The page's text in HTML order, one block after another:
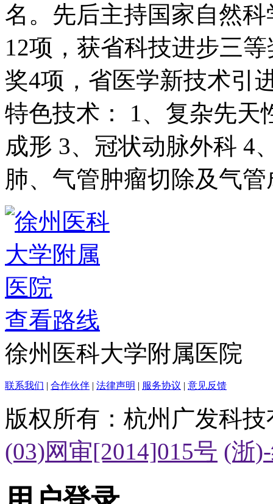
名。先后主持国家自然
12项，获省科技进步三
奖4项，省医学新技术引
特色技术： 1、复杂先天
成形 3、冠状动脉外科 4
肺、气管肿瘤切除及气管
查看路线
徐州医科大学附属医院
联系我们 | 合作伙伴 | 法律声明 | 服务协议 | 意见反馈
版权所有：杭州广发科
(03)网审[2014]015号 (浙